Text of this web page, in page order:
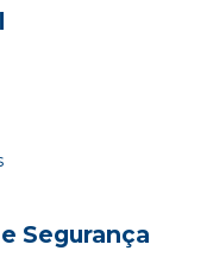
Segurança